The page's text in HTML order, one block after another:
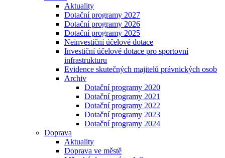
Aktuality
Dotační programy 2027
Dotační programy 2026
Dotační programy 2025
Neinvestiční účelové dotace
Investiční účelové dotace pro sportovní
infrastrukturu
Evidence skutečných majitelů právnických osob
Archiv
Dotační programy 2020
Dotační programy 2021
Dotační programy 2022
Dotační programy 2023
Dotační programy 2024
Doprava
Aktuality
Doprava ve městě